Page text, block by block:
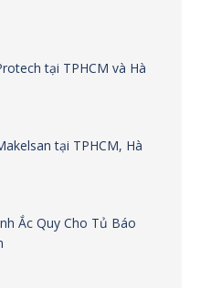
tại TPHCM và Hà
tại TPHCM, Hà
Ắc Quy Cho Tủ Báo